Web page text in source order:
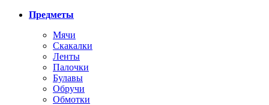
Предметы
Мячи
Скакалки
Ленты
Палочки
Булавы
Обручи
Обмотки